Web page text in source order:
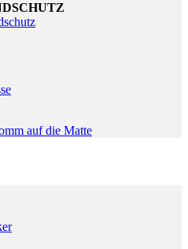
auf die Matte